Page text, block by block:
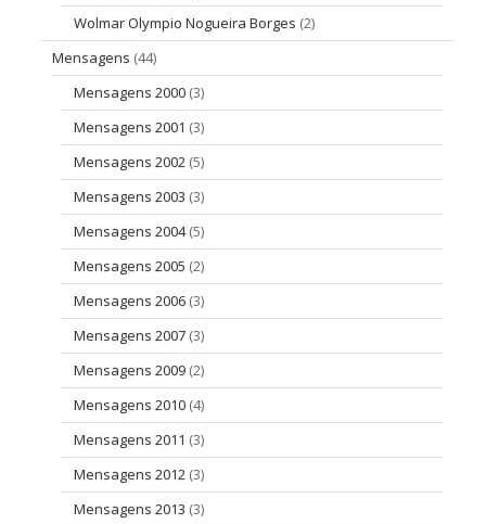
Wolmar Olympio Nogueira Borges (2)
Mensagens (44)
Mensagens 2000 (3)
Mensagens 2001 (3)
Mensagens 2002 (5)
Mensagens 2003 (3)
Mensagens 2004(5)
Mensagens 2005 (2)
Mensagens 2006 (3)
Mensagens 2007 (3)
Mensagens 2009 (2)
Mensagens 2010 (4)
Mensagens 2011 (3)
Mensagens 2012 (3)
Mensagens 2013 (3)